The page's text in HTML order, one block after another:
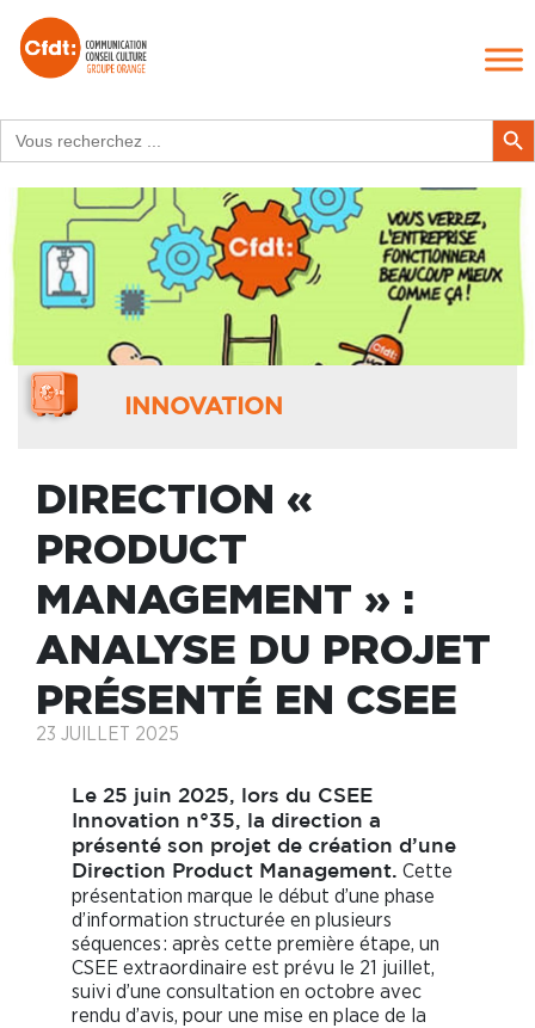
for:
Search
INNOVATION
DIRECTION «
PRODUCT
MANAGEMENT » :
ANALYSE DU PROJET
PRÉSENTÉ EN CSEE
23 JUILLET 2025
Le 25 juin 2025, lors du CSEE
Innovation n°35, la direction a
présenté son projet de création d’une
Direction Product Management. Cette
présentation marque le début d’une phase
d’information structurée en plusieurs
séquences : après cette première étape, un
CSEE extraordinaire est prévu le 21 juillet,
suivi d’une consultation en octobre avec
rendu d’avis, pour une mise en place de la